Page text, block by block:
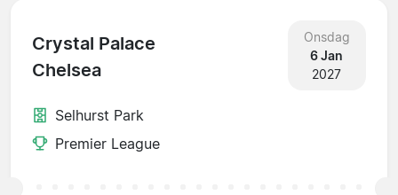
Crystal Palace
Chelsea
Onsdag
6 Jan
2027
Selhurst Park
Premier League